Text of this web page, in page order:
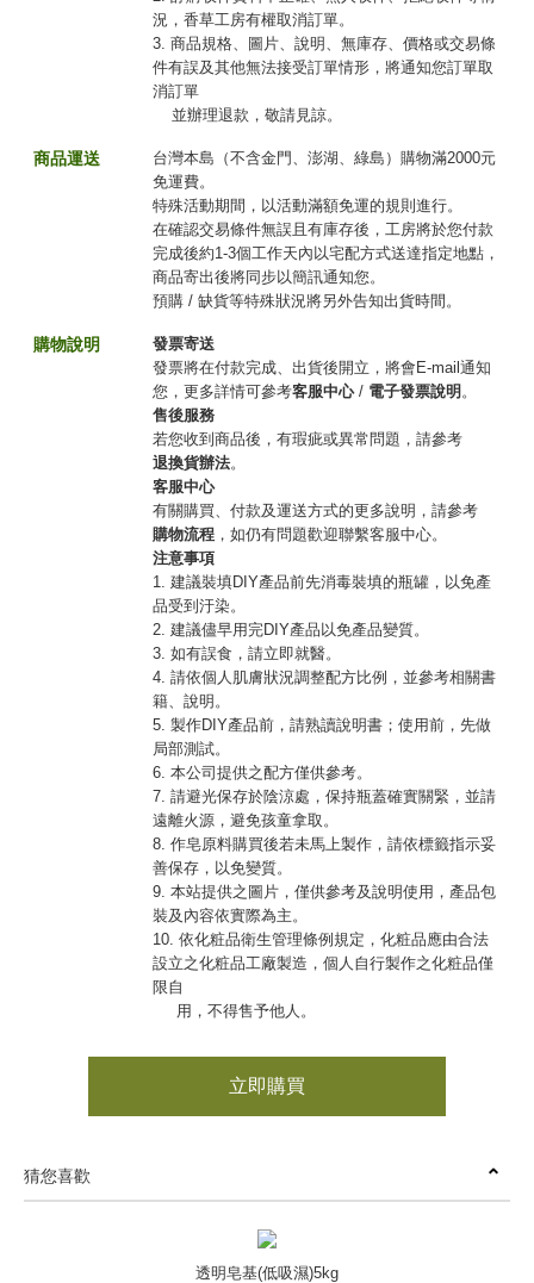
況，香草工房有權取消訂單。
3. 商品規格、圖片、說明、無庫存、價格或交易條
件有誤及其他無法接受訂單情形，將通知您訂單取
消訂單
並辦理退款，敬請見諒。
商品運送
台灣本島（不含金門、澎湖、綠島）購物滿2000元
免運費。
特殊活動期間，以活動滿額免運的規則進行。
在確認交易條件無誤且有庫存後，工房將於您付款
完成後約1-3個工作天內以宅配方式送達指定地點，
商品寄出後將同步以簡訊通知您。
預購 / 缺貨等特殊狀況將另外告知出貨時間。
購物說明
發票寄送
發票將在付款完成、出貨後開立，將會E-mail通知
您，更多詳情可參考客服中心/ 電子發票說明 。
售後服務
若您收到商品後，有瑕疵或異常問題，請參考
退換貨辦法。
客服中心
有關購買、付款及運送方式的更多說明，請參考
購物流程 ，如仍有問題歡迎聯繫客服中心。
注意事項
1. 建議裝填DIY產品前先消毒裝填的瓶罐，以免產
品受到汙染。
2. 建議儘早用完DIY產品以免產品變質。
3. 如有誤食，請立即就醫。
4. 請依個人肌膚狀況調整配方比例，並參考相關書
籍、說明。
5. 製作DIY產品前，請熟讀說明書；使用前，先做
局部測試。
6. 本公司提供之配方僅供參考。
7. 請避光保存於陰涼處，保持瓶蓋確實關緊，並請
遠離火源，避免孩童拿取。
8. 作皂原料購買後若未馬上製作，請依標籤指示妥
善保存，以免變質。
9. 本站提供之圖片，僅供參考及說明使用，產品包
裝及內容依實際為主。
10. 依化粧品衛生管理條例規定，化粧品應由合法
設立之化粧品工廠製造，個人自行製作之化粧品僅
限自
用，不得售予他人。
立即購買
猜您喜歡
透明皂基(低吸濕)5kg